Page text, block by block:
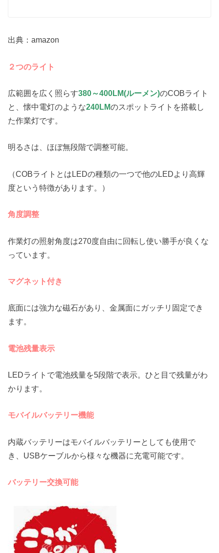
出典：amazon
２つのライト
広範囲を広く照らす380～400LM(ルーメン)のCOBライト
と、懐中電灯のような240LMのスポットライトを搭載し
た作業灯です。
明るさは、ほぼ無段階で調整可能。
（COBライトとはLEDの種類の一つで他のLEDより高輝
度という特徴があります。）
角度調整
作業灯の照射角度は270度自由に回転し使い勝手が良くな
っています。
マグネット付き
底面には強力な磁石があり、金属面にガッチリ固定でき
ます。
電池残量表示
LEDライトで電池残量を5段階で表示。ひと目で残量がわ
かります。
モバイルバッテリー機能
内蔵バッテリーはモバイルバッテリーとしても使用で
き、USBケーブルから様々な機器に充電可能です。
バッテリー交換可能